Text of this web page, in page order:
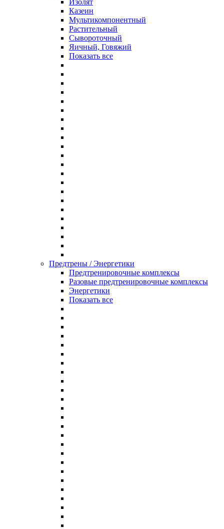
Казеин
Мультикомпонентный
Растительный
Сывороточный
Яичный, Говяжий
Показать все
Предтрены / Энергетики
Предтренировочные комплексы
Разовые предтренировочные комплексы
Энергетики
Показать все